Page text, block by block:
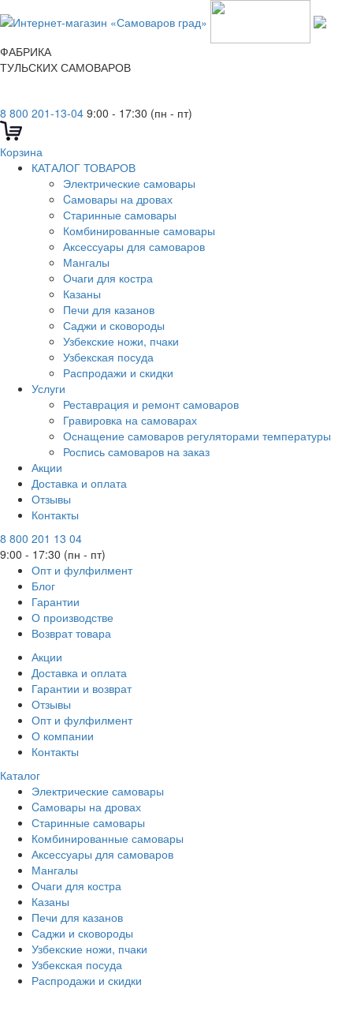
ФАБРИКА
ТУЛЬСКИХ САМОВАРОВ
8 800 201-13-04 9:00 - 17:30 (пн - пт)
Корзина
КАТАЛОГ ТОВАРОВ
Электрические самовары
Cамовары на дровах
Старинные самовары
Комбинированные самовары
Аксессуары для самоваров
Мангалы
Очаги для костра
Казаны
Печи для казанов
Саджи и сковороды
Узбекские ножи, пчаки
Узбекская посуда
Распродажи и скидки
Услуги
Реставрация и ремонт самоваров
Гравировка на самоварах
Оснащение самоваров регуляторами температуры
Роспись самоваров на заказ
Акции
Доставка и оплата
Отзывы
Контакты
8 800 201 13 04
9:00 - 17:30 (пн - пт)
Опт и фулфилмент
Блог
Гарантии
О производстве
Возврат товара
Акции
Доставка и оплата
Гарантии и возврат
Отзывы
Опт и фулфилмент
О компании
Контакты
Каталог
Электрические самовары
Cамовары на дровах
Старинные самовары
Комбинированные самовары
Аксессуары для самоваров
Мангалы
Очаги для костра
Казаны
Печи для казанов
Саджи и сковороды
Узбекские ножи, пчаки
Узбекская посуда
Распродажи и скидки